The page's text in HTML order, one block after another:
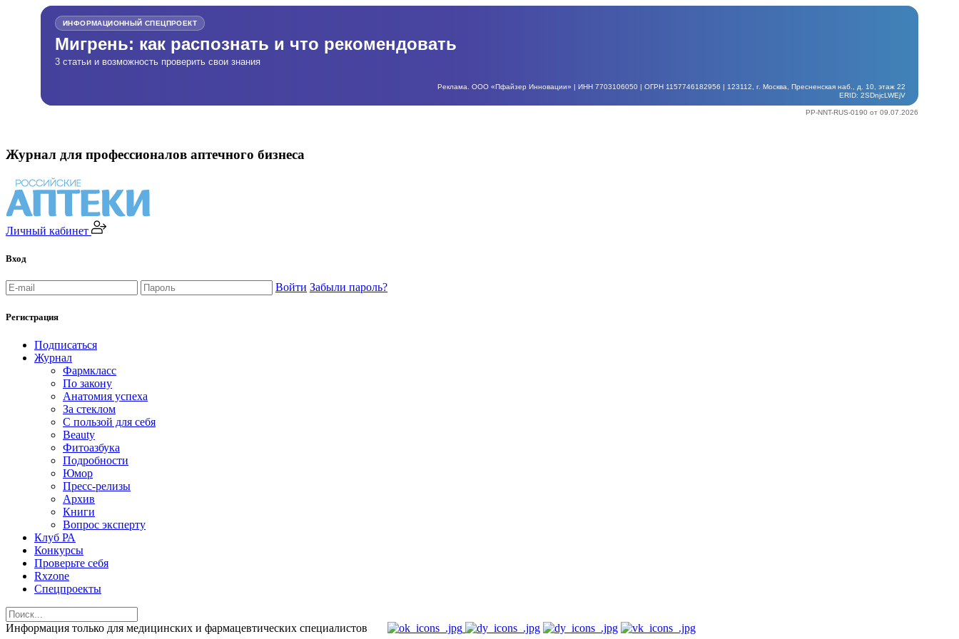
ИНФОРМАЦИОННЫЙ СПЕЦПРОЕКТ
Мигрень: как распознать и что рекомендовать
3 статьи и возможность проверить свои знания
Реклама. ООО «Пфайзер Инновации» | ИНН 7703106050 | ОГРН 1157746182956 | 123112, г. Москва, Пресненская наб., д. 10, этаж 22
ERID: 2SDnjcLWEjV
PP-NNT-RUS-0190 от 09.07.2026
Журнал для профессионалов аптечного бизнеса
Личный кабинет
Вход
Войти Забыли пароль?
Регистрация
Подписаться
Журнал
Фармкласс
По закону
Анатомия успеха
За стеклом
С пользой для себя
Beauty
Фитоазбука
Подробности
Юмор
Пресс-релизы
Архив
Книги
Вопрос эксперту
Клуб РА
Конкурсы
Проверьте себя
Rxzone
Спецпроекты
Информация только для медицинских и фармацевтических специалистов